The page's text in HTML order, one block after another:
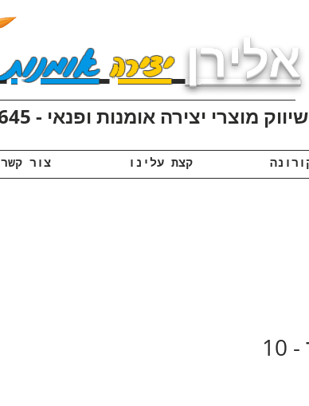
אלירן יצירהאומנות
שיווק מוצרי יצירה אומנות ופנאי - 074-7361645
צור קשר קצת עלינו
חצאי כדור מקלקר - 10